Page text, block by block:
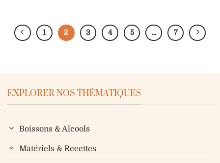
1 2 3 4 5 … 7
EXPLORER NOS THÉMATIQUES
Boissons & Alcools
Matériels & Recettes